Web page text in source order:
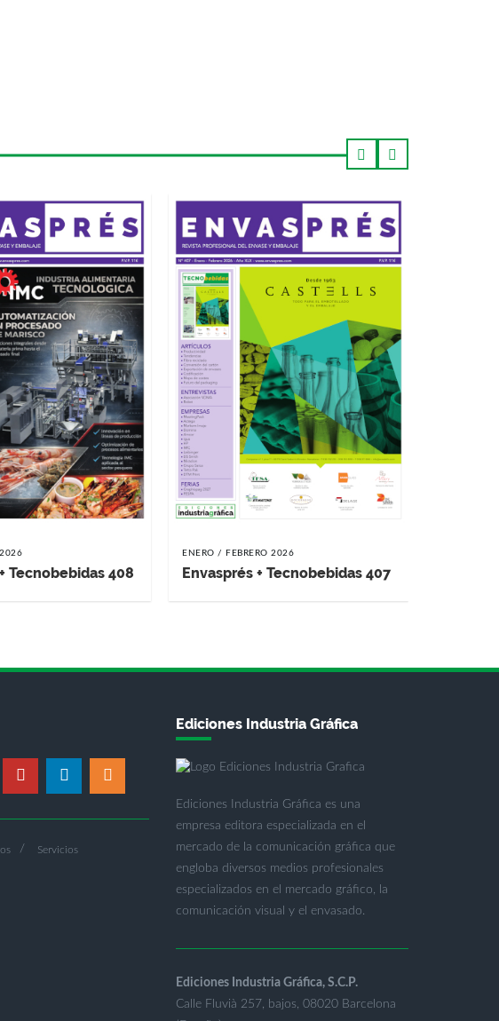
Tecnobebidas 408
ENERO / FEBRERO 2026
Envasprés + Tecnobebidas 407
Servicios
Ediciones Industria Gráfica
Ediciones Industria Gráfica es una
empresa editora especializada en el
mercado de la comunicación gráfica que
engloba diversos medios profesionales
especializados en el mercado gráfico, la
comunicación visual y el envasado.
Ediciones Industria Gráfica, S.C.P.
Calle Fluvià 257, bajos, 08020 Barcelona